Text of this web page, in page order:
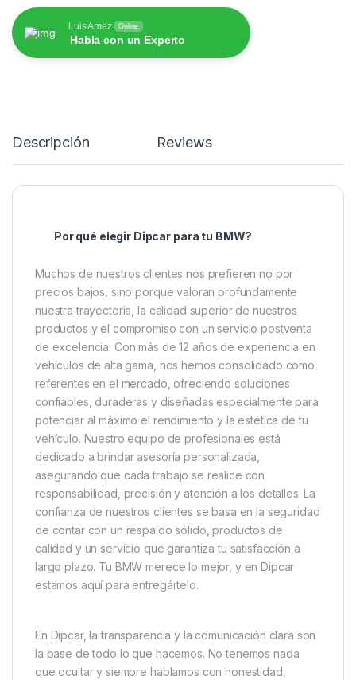
Luis Amez Online
Habla con un Experto
Descripción Reviews
Por qué elegir Dipcar para tu BMW?
Muchos de nuestros clientes nos prefieren no por
precios bajos, sino porque valoran profundamente
nuestra trayectoria, la calidad superior de nuestros
productos y el compromiso con un servicio postventa
de excelencia. Con más de 12 años de experiencia en
vehículos de alta gama, nos hemos consolidado como
referentes en el mercado, ofreciendo soluciones
confiables, duraderas y diseñadas especialmente para
potenciar al máximo el rendimiento y la estética de tu
vehículo. Nuestro equipo de profesionales está
dedicado a brindar asesoría personalizada,
asegurando que cada trabajo se realice con
responsabilidad, precisión y atención a los detalles. La
confianza de nuestros clientes se basa en la seguridad
de contar con un respaldo sólido, productos de
calidad y un servicio que garantiza tu satisfacción a
largo plazo. Tu BMW merece lo mejor, y en Dipcar
estamos aquí para entregártelo.
En Dipcar, la transparencia y la comunicación clara son
la base de todo lo que hacemos. No tenemos nada
que ocultar y siempre hablamos con honestidad,